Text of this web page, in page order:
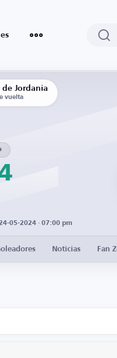
de Jordania
vuelta
05-2024 · 07:00 pm
Noticias Fan